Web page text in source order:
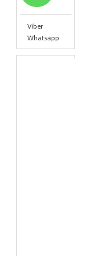
Viber
Whatsapp